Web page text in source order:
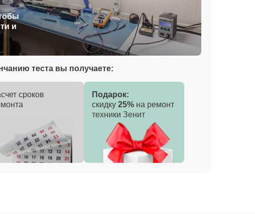
и
теста вы получаете:
сроков
Подарок:
скидку 25% на ремонт
техники Зенит